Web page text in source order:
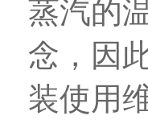
蒸汽的
念，因
装使用